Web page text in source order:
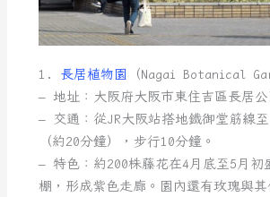
1. 長居植物園
（Nagai Botanical
– 地址：大阪府大阪市東住吉區長居
– 交通：從JR大阪站搭地鐵御堂筋線至
（約20分鐘），步行10分鐘。
– 特色：約200株藤花在4月底至5月初
棚，形成紫色走廊。園內還有玫瑰與